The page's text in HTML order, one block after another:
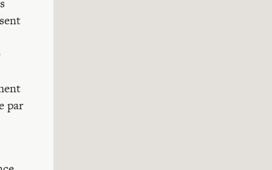
par